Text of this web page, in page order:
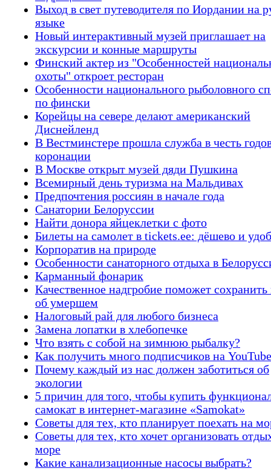
Выход в свет путеводителя по Иордании на
языке
Новый интерактивный музей приглашает на
экскурсии и конные маршруты
Финский актер из "Особенностей
охоты" откроет ресторан
Особенности национального рыболовного
по фински
Корейцы на севере делают американский
Диснейленд
В Вестминстере прошла служба в честь
коронации
В Москве открыт музей дяди Пушкина
Всемирный день туризма на Мальдивах
Предпочтения россиян в начале года
Санатории Белоруссии
Найти донора яйцеклетки с фото
Билеты на самолет в tickets.ee: дёшево и
Корпоратив на природе
Особенности санаторного отдыха в
Карманный фонарик
Качественное надгробие поможет сохранить
об умершем
Налоговый рай для любого бизнеса
Замена лопатки в хлебопечке
Что взять с собой на зимнюю рыбалку?
Как получить много подписчиков на YouTube
Почему каждый из нас должен заботиться об
экологии
5 причин для того, чтобы купить
самокат в интернет-магазине «Samokat»
Советы для тех, кто планирует поехать на
Советы для тех, кто хочет организовать
море
Какие канализационные насосы выбрать?